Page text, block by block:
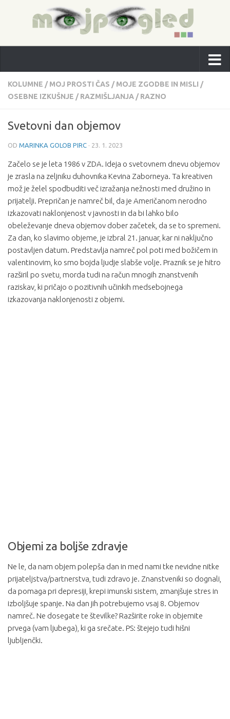
KOLUMNE / MOJ PROSTI ČAS / MOJE ZGODBE IN MISLI /
OSEBNE IZKUŠNJE / RAZMIŠLJANJA / RAZNO
Svetovni dan objemov
OD MARINKA GOLOB PIRC · 23. 1. 2023
Začelo se je leta 1986 v ZDA. Ideja o svetovnem dnevu objemov
je zrasla na zeljniku duhovnika Kevina Zaborneya. Ta kreativen
mož je želel spodbuditi več izražanja nežnosti med družino in
prijatelji. Prepričan je namreč bil, da je Američanom nerodno
izkazovati naklonjenost v javnosti in da bi lahko bilo
obeleževanje dneva objemov dober začetek, da se to spremeni.
Za dan, ko slavimo objeme, je izbral 21. januar, kar ni naključno
postavljen datum. Predstavlja namreč pol poti med božičem in
valentinovim, ko smo bojda ljudje slabše volje. Praznik se je hitro
razširil po svetu, morda tudi na račun mnogih znanstvenih
raziskav, ki pričajo o pozitivnih učinkih medsebojnega
izkazovanja naklonjenosti z objemi.
Objemi za boljše zdravje
Ne le, da nam objem polepša dan in med nami tke nevidne nitke
prijateljstva/partnerstva, tudi zdravo je. Znanstveniki so dognali,
da pomaga pri depresiji, krepi imunski sistem, zmanjšuje stres in
izboljšuje spanje. Na dan jih potrebujemo vsaj 8. Objemov
namreč. Ne dosegate te številke? Razširite roke in objemite
prvega (vam ljubega), ki ga srečate. PS: štejejo tudi hišni
ljubljenčki.